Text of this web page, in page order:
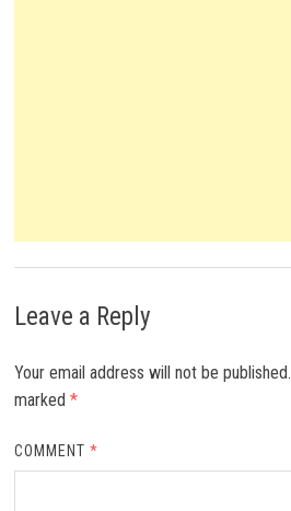
Leave a Reply
Your email address will not be published.
marked *
COMMENT*